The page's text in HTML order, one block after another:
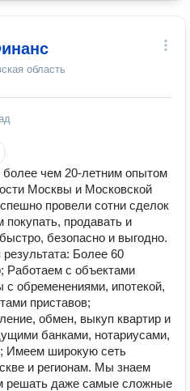
область
чем 20-летним опытом
Москвы и Московской
провели сотни сделок
продавать и
безопасно и выгодно.
Более 60
Работаем с объектами
обременениями, ипотекой,
приставов;
обмен, выкуп квартир и
банками, нотариусами,
Имеем широкую сеть
и регионам. Мы знаем
решать даже самые сложные